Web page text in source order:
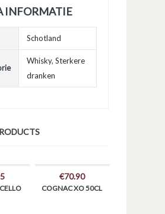
INFORMATIE
Schotland
Whisky, Sterkere
dranken
€70.90
COGNAC XO 50CL